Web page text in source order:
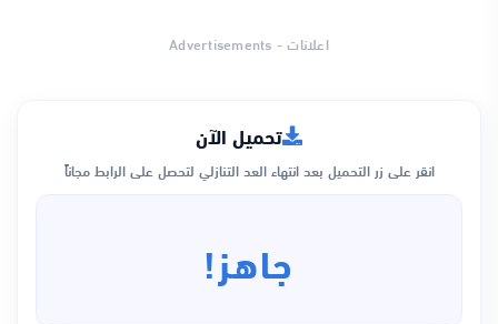
اعلانات - Advertisements
تحميل الآن
انقر على زر التحميل بعد انتهاء العد التنازلي لتحصل على الرابط مجاناً
جاهز!